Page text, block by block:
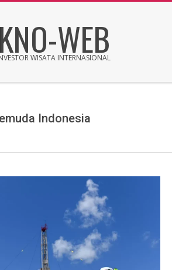
WEB
WISATA INTERNASIONAL
Indonesia